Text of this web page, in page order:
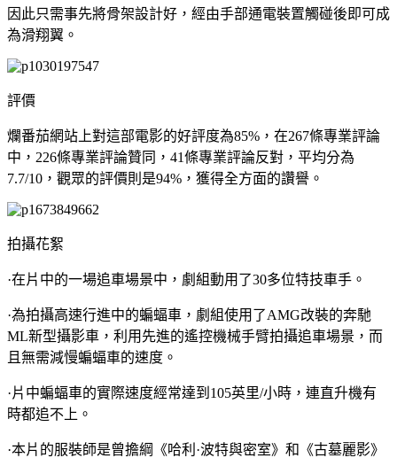
因此只需事先將骨架設計好，經由手部通電裝置觸碰後即可成
為滑翔翼。
評價
爛番茄網站上對這部電影的好評度為85%，在267條專業評論
中，226條專業評論贊同，41條專業評論反對，平均分為
7.7/10，觀眾的評價則是94%，獲得全方面的讚譽。
拍攝花絮
·在片中的一場追車場景中，劇組動用了30多位特技車手。
·為拍攝高速行進中的蝙蝠車，劇組使用了AMG改裝的奔馳
ML新型攝影車，利用先進的遙控機械手臂拍攝追車場景，而
且無需減慢蝙蝠車的速度。
·片中蝙蝠車的實際速度經常達到105英里/小時，連直升機有
時都追不上。
·本片的服裝師是曾擔綱《哈利·波特與密室》和《古墓麗影》